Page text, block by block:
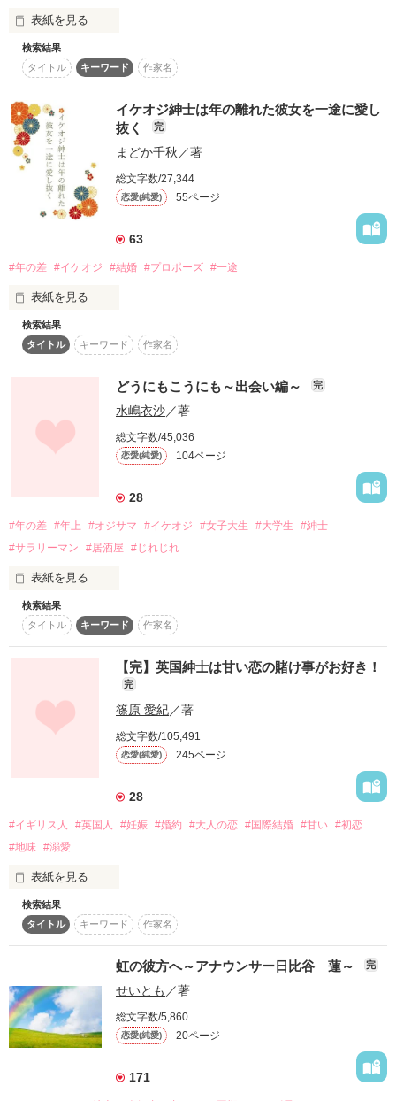
謎の美青年に助けられる。
そして偶然再会した彼は
英国貴族の御曹司だった！
何もかも受け止めてくれる
優しい彼の腕の中に飛び込みたいけれど……。
極上溺愛御曹司との、甘すぎる恋
【本編】
Ｈ２８．５．２８～Ｈ２８．６．２５
にじいろのさかなさま
かわせつきひとさま
素敵なレビューをありがとうございます！
Ｈ２８．７
読んで下さった読者の皆様に
心からの感謝をもうしあげます。
作品を読む
表紙を見る
原題【突発性プロポーズ～強気な社長に政略結婚を迫られて】
2018年1月　ベリーズ文庫より書籍化
こちらは改稿前のものになるため、誤字・脱字・設定の変更等
があります。
ご了承くださいませ。
＊＊＊＊＊
父親の経営する会社が傾きかけ
家計を助けるためにアルバイトに励む汐里。
勤務先の喫茶店に、ある昼下がり
場違いなほど華麗な紳士が現れた――……
＊＊＊＊＊
落ちぶれた社長令嬢
藤沢　汐里　28歳
強引で自由奔放な
リゾート開発会社　社長
朝比奈　一成　32歳
＊＊＊＊＊
「気に入った。結婚しよう」
唐突なプロポーズは、なんの陰謀？
「あなたとは結婚しません！」
きっぱり断る汐里に凝りもせず
溢れる愛情を注ぎこむ――……。
検索結果
タイトル
キーワード 作家名
イケオジ紳士は年の離れた彼女を一途に愛し
抜く
完
まどか千秋／著
総文字数/27,344
恋愛(純愛) 55ページ
63
#年の差 #イケオジ #結婚 #プロポーズ #一途
表紙を見る
長い間、彼は年の離れた兄のような存在だと
自分に言い聞かせてきた
「こう見えて俺は独占欲が強いんだよ」
*･゜ﾟ･*:.｡. .｡.:*･゜ﾟ･*
2022/08/24
Start
2022/08/26
End
作品を読む
検索結果
タイトル
キーワード 作家名
どうにもこうにも～出会い編～ 完
水嶋衣沙／著
総文字数/45,036
恋愛(純愛) 104ページ
28
#年の差 #年上 #オジサマ #イケオジ #女子大生 #大学生
#紳士
#サラリーマン
#居酒屋 #じれじれ
表紙を見る
最初はバイト先によく来る気になる常連客だった
「石原さん離してください」
「ひとりにしちゃイヤ」
「このままじゃ寝られませんよ。離してくれるかな？」
「どうしてもだめかい？」
「…西島さんと、一緒がいい」
どうにもこうにも、抗えない
石原慧（ｲｼﾊﾗｹｲ）
21歳
×
西島啓之（ﾆｼｼﾞﾏﾀｶﾕｷ）
41歳
検索結果
タイトル
キーワード 作家名
【完】英国紳士は甘い恋の賭け事がお好き！
完
篠原 愛紀／著
総文字数/105,491
恋愛(純愛) 245ページ
28
#イギリス人 #英国人 #妊娠 #婚約 #大人の恋 #国際結婚 #甘い #初恋
#地味 #溺愛
表紙を見る
『では私のキスで貴方が蕩けるか賭けませんか？』
親の言いつけ通り生きてきた。『自分』なんて何一つ持って
いない。今さら放り出されても、私は何を目標に生きていくの
か分からずに途方にくれていた。
そんな私の目の前に桜と共に舞い降りたのは――……。
甘い賭け事ばかりしかけてくる、――優しくて素敵な私の未来
検索結果
タイトル
キーワード 作家名
虹の彼方へ～アナウンサー日比谷 蓮～ 完
せいとも ／著
総文字数/5,860
恋愛(純愛) 20ページ
171